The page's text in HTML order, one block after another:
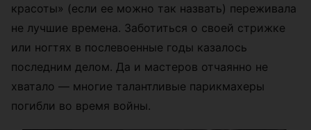
красоты» (если ее можно так назвать) переживала
не лучшие времена. Заботиться о своей стрижке
или ногтях в послевоенные годы казалось
последним делом. Да и мастеров отчаянно не
хватало — многие талантливые парикмахеры
погибли во время войны.